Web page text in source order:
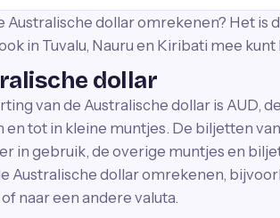
Australische dollar omrekenen? Het is
in Tuvalu, Nauru en Kiribati mee kunt
dollar
van de Australische dollar is AUD,
en tot in kleine muntjes. De biljetten
in gebruik, de overige muntjes en
Australische dollar omrekenen,
naar een andere valuta.